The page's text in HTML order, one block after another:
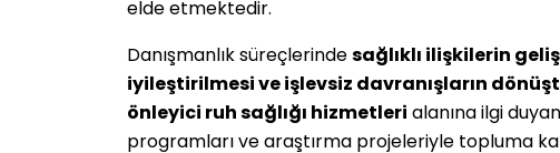
elde etmektedir.
Danışmanlık süreçlerinde sağlıklı ilişkilerin
iyileştirilmesi ve işlevsiz davranışların
önleyici ruh sağlığı hizmetleri alanına ilgi
programları ve araştırma projeleriyle topluma